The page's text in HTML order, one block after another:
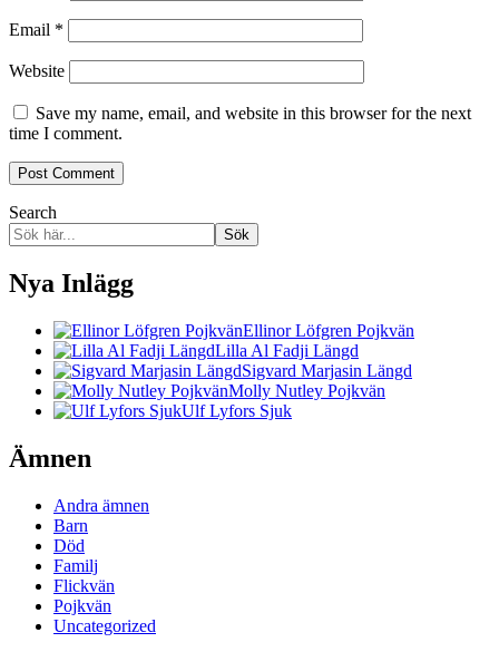
Email *
Website
Save my name, email, and website in this browser for the next
time I comment.
Search
Sök
Nya Inlägg
Ellinor Löfgren Pojkvän
Lilla Al Fadji Längd
Sigvard Marjasin Längd
Molly Nutley Pojkvän
Ulf Lyfors Sjuk
Ämnen
Andra ämnen
Barn
Död
Familj
Flickvän
Pojkvän
Uncategorized